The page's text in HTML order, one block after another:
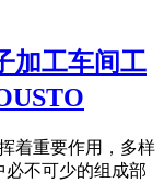
加工车间工
着重要作用，多样
不可少的组成部